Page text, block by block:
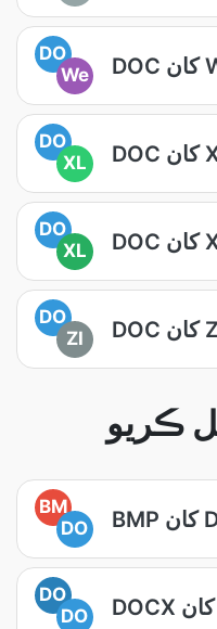
DO
We
DO
XL
DO
XL
DO
ZI
BM
DO
DO
DO